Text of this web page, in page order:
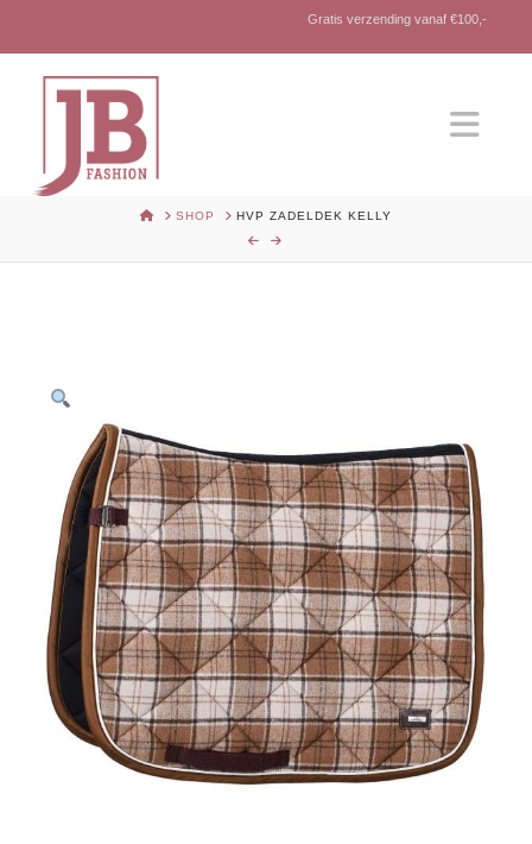
Gratis verzending vanaf €100,-
HOMESHOP HVP ZADELDEK KELLY